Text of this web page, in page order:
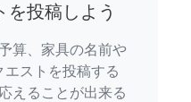
を投稿しよう
算、家具の名前や
ストを投稿する
えることが出来る